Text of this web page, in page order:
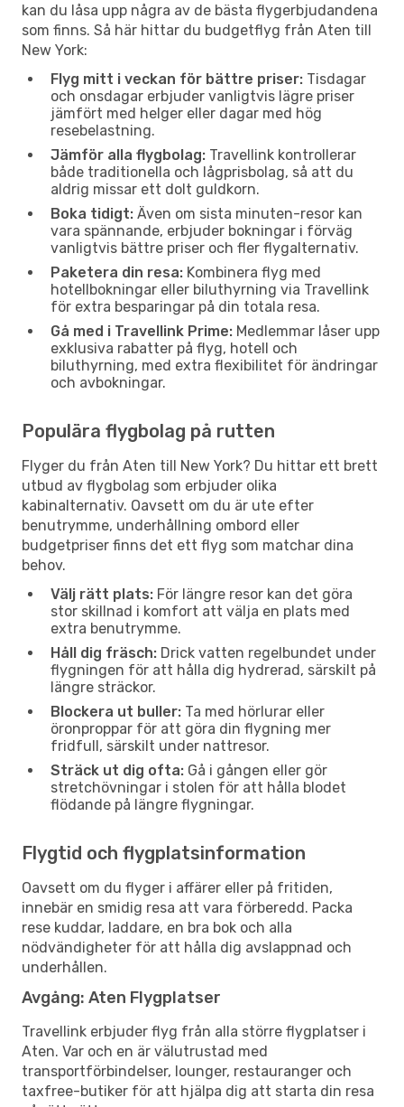
kan du låsa upp några av de bästa flygerbjudandena
som finns. Så här hittar du budgetflyg från Aten till
New York:
Flyg mitt i veckan för bättre priser: Tisdagar
och onsdagar erbjuder vanligtvis lägre priser
jämfört med helger eller dagar med hög
resebelastning.
Jämför alla flygbolag: Travellink kontrollerar
både traditionella och lågprisbolag, så att du
aldrig missar ett dolt guldkorn.
Boka tidigt: Även om sista minuten-resor kan
vara spännande, erbjuder bokningar i förväg
vanligtvis bättre priser och fler flygalternativ.
Paketera din resa: Kombinera flyg med
hotellbokningar eller biluthyrning via Travellink
för extra besparingar på din totala resa.
Gå med i Travellink Prime: Medlemmar låser upp
exklusiva rabatter på flyg, hotell och
biluthyrning, med extra flexibilitet för ändringar
och avbokningar.
Populära flygbolag på rutten
Flyger du från Aten till New York? Du hittar ett brett
utbud av flygbolag som erbjuder olika
kabinalternativ. Oavsett om du är ute efter
benutrymme, underhållning ombord eller
budgetpriser finns det ett flyg som matchar dina
behov.
Välj rätt plats: För längre resor kan det göra
stor skillnad i komfort att välja en plats med
extra benutrymme.
Håll dig fräsch: Drick vatten regelbundet under
flygningen för att hålla dig hydrerad, särskilt på
längre sträckor.
Blockera ut buller: Ta med hörlurar eller
öronproppar för att göra din flygning mer
fridfull, särskilt under nattresor.
Sträck ut dig ofta: Gå i gången eller gör
stretchövningar i stolen för att hålla blodet
flödande på längre flygningar.
Flygtid och flygplatsinformation
Oavsett om du flyger i affärer eller på fritiden,
innebär en smidig resa att vara förberedd. Packa
rese kuddar, laddare, en bra bok och alla
nödvändigheter för att hålla dig avslappnad och
underhållen.
Avgång: Aten Flygplatser
Travellink erbjuder flyg från alla större flygplatser i
Aten. Var och en är välutrustad med
transportförbindelser, lounger, restauranger och
taxfree-butiker för att hjälpa dig att starta din resa